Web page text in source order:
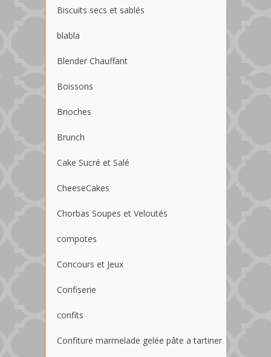
Biscuits secs et sablés
blabla
Blender Chauffant
Boissons
Brioches
Brunch
Cake Sucré et Salé
CheeseCakes
Chorbas Soupes et Veloutés
compotes
Concours et Jeux
Confiserie
confits
Confiture marmelade gelée pâte a tartiner